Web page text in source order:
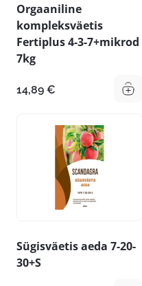
Orgaaniline
kompleksväetis
Fertiplus 4-3-7+mikrod
7kg
14,89 €
Sügisväetis aeda 7-20-
30+S